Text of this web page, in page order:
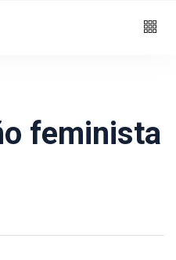
feminista